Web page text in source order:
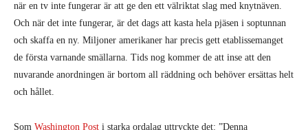
frånkoppling kan bara förklaras av en längtan att spränga hela systemet.
Och jag menar inte bara det politiska systemet. Jag menar varenda elit-
och etablissemangsinstitution som någonsin trott sig veta bäst – och
media är definitivt inkluderade. Trump är det kollektiva långfingret
från alla de som anser att eliten har hånat och avfärdat dem alltför
länge. Det är den vanliga människans revansch – som blir än mer
etablissemanget kanaliserats genom en miljardär som tar varje chans att